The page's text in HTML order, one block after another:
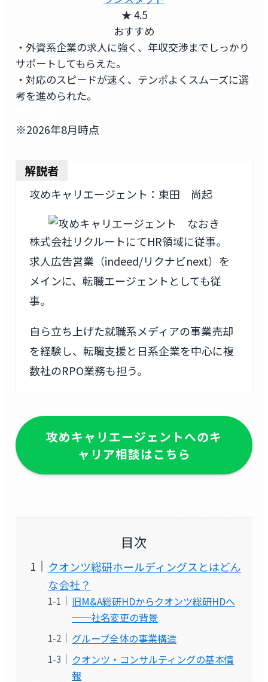
★ 4.5
おすすめ
・外資系企業の求人に強く、年収交渉までしっかり
サポートしてもらえた。
・対応のスピードが速く、テンポよくスムーズに選
考を進められた。
※2026年8月時点
解説者
攻めキャリエージェント：東田 尚起
株式会社リクルートにてHR領域に従事。
求人広告営業（indeed/リクナビnext）を
メインに、転職エージェントとしても従
事。
自ら立ち上げた就職系メディアの事業売却
を経験し、転職支援と日系企業を中心に複
数社のRPO業務も担う。
攻めキャリエージェントへのキ
ャリア相談はこちら
目次
クオンツ総研ホールディングスとはどん
な会社？
旧M&A総研HDからクオンツ総研HDへ
──社名変更の背景
グループ全体の事業構造
クオンツ・コンサルティングの基本情
報